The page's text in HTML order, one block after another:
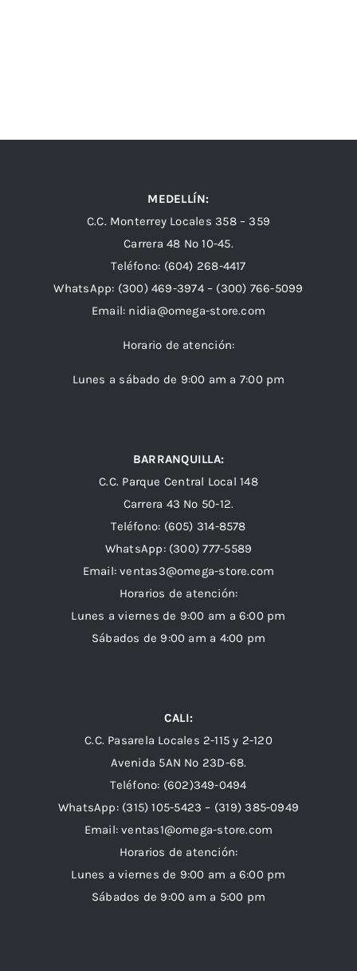
MEDELLÍN:
C.C. Monterrey Locales 358 – 359
Carrera 48 Nº 10-45.
Teléfono: (604) 268-4417
WhatsApp: (300) 469-3974 – (300) 766-5099
Email: nidia@omega-store.com
Horario de atención:
Lunes a sábado de 9:00 am a 7:00 pm
BARRANQUILLA:
C.C. Parque Central Local 148
Carrera 43 Nº 50-12.
Teléfono: (605) 314-8578
WhatsApp: (300) 777-5589
Email: ventas3@omega-store.com
Horarios de atención:
Lunes a viernes de 9:00 am a 6:00 pm
Sábados de 9:00 am a 4:00 pm
CALI:
C.C. Pasarela Locales 2-115 y 2-120
Avenida 5AN Nº 23D-68.
Teléfono: (602)349-0494
WhatsApp: (315) 105-5423 – (319) 385-0949
Email:ventas1@omega-store.com
Horarios de atención:
Lunes a viernes de 9:00 am a 6:00 pm
Sábados de 9:00 am a 5:00 pm